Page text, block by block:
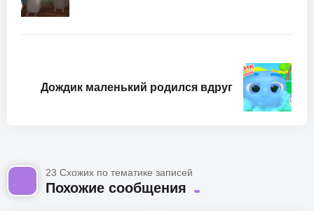
Дождик маленький родился вдруг
23 Схожих по тематике записей
Похожие сообщения